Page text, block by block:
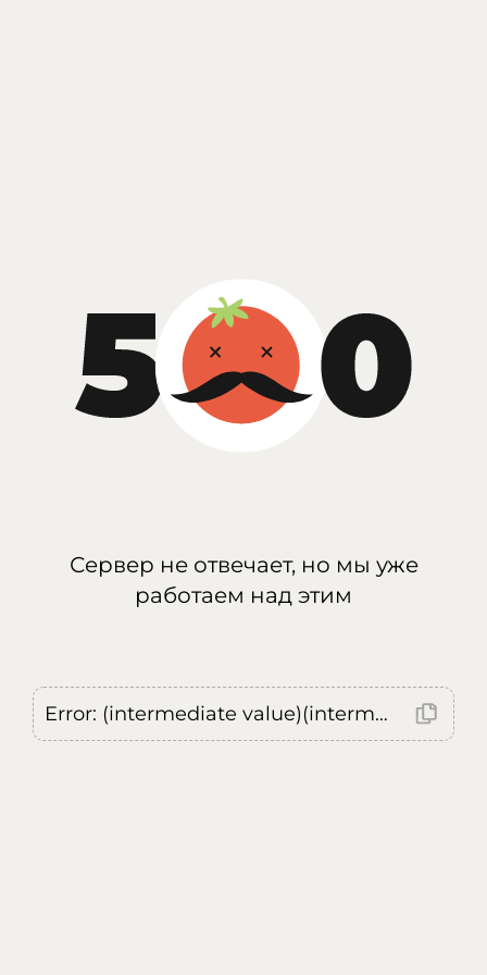
Сервер не отвечает, но мы уже
работаем над этим
Error: (intermediate value)(intermediate value)(intermediate value).replaceAll is not a function